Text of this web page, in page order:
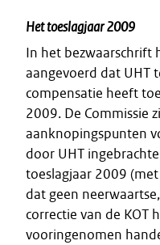
Het toeslagjaar 2009
In het bezwaarschrift
aangevoerd dat UHT
compensatie heeft
2009. De Commissie
aanknopingspunten
door UHT
toeslagjaar 2009
dat geen
correctie van de KOT
vooringenomen